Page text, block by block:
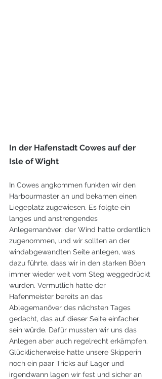
In der Hafenstadt Cowes auf der
Isle of Wight
In Cowes angkommen funkten wir den
Harbourmaster an und bekamen einen
Liegeplatz zugewiesen. Es folgte ein
langes und anstrengendes
Anlegemanöver: der Wind hatte ordentlich
zugenommen, und wir sollten an der
windabgewandten Seite anlegen, was
dazu führte, dass wir in den starken Böen
immer wieder weit vom Steg weggedrückt
wurden. Vermutlich hatte der
Hafenmeister bereits an das
Ablegemanöver des nächsten Tages
gedacht, das auf dieser Seite einfacher
sein würde. Dafür mussten wir uns das
Anlegen aber auch regelrecht erkämpfen.
Glücklicherweise hatte unsere Skipperin
noch ein paar Tricks auf Lager und
irgendwann lagen wir fest und sicher an